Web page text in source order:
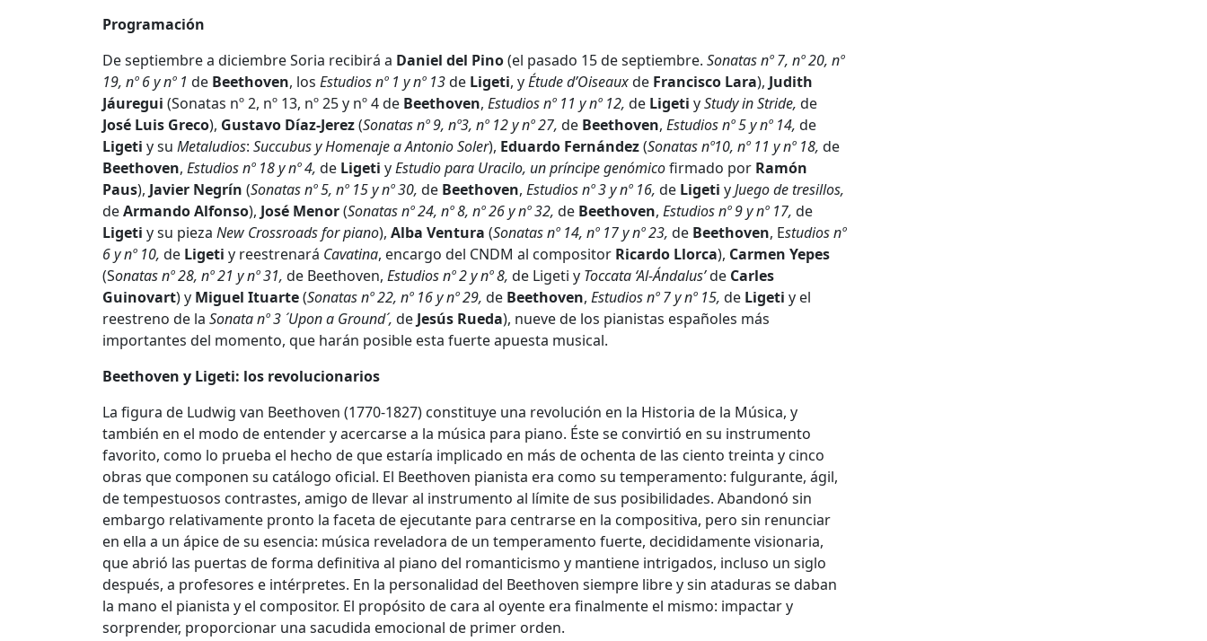
Programación
De septiembre a diciembre Soria recibirá a Daniel del Pino(el pasado 15 de septiembre. Sonatas nº 7, nº 20, nº
19, nº 6 y nº 1 de Beethoven, los Estudios nº 1 y nº 13de Ligeti, yÉtude d’Oiseauxde Francisco Lara), Judith
Jáuregui (Sonatas nº 2, nº 13, nº 25 y nº 4 de Beethoven, Estudios nº 11 y nº 12, de Ligeti yStudy in Stride, de
José Luis Greco), Gustavo Díaz-Jerez(Sonatas nº 9, nº3, nº 12 y nº 27, de Beethoven, Estudios nº 5 y nº 14, de
Ligeti y su Metaludios: Succubus y Homenaje a Antonio Soler), Eduardo Fernández(Sonatas nº10, nº 11 y nº 18, de
Beethoven, Estudios nº 18 y nº 4, de Ligeti yEstudio para Uracilo, un príncipe genómicofirmado por Ramón
Paus), Javier Negrín (Sonatas nº 5, nº 15 y nº 30, de Beethoven, Estudios nº 3 y nº 16, de Ligeti yJuego de tresillos,
deArmandoAlfonso), José Menor(Sonatas nº 24, nº 8, nº 26 y nº 32, de Beethoven, Estudios nº 9 y nº 17, de
Ligeti y su pieza New Crossroads for piano), Alba Ventura (Sonatas nº 14, nº 17 y nº 23, de Beethoven, Estudios nº
6 y nº 10, de Ligeti y reestrenará Cavatina, encargo del CNDM al compositor Ricardo Llorca), Carmen Yepes
(Sonatas nº 28, nº 21 y nº 31, de Beethoven, Estudios nº 2 y nº 8, de Ligeti y Toccata ‘Al-Ándalus’de Carles
Guinovart) y Miguel Ituarte(Sonatas nº 22, nº 16 y nº 29, de Beethoven, Estudios nº 7 y nº 15, de Ligeti y el
reestreno de la Sonata nº 3 ´Upon a Ground´, deJesús Rueda), nueve de los pianistas españoles más
importantes del momento, que harán posible esta fuerte apuesta musical.
Beethoven y Ligeti: los revolucionarios
La figura de Ludwig van Beethoven (1770-1827) constituye una revolución en la Historia de la Música, y
también en el modo de entender y acercarse a la música para piano. Éste se convirtió en su instrumento
favorito, como lo prueba el hecho de que estaría implicado en más de ochenta de las ciento treinta y cinco
obras que componen su catálogo oficial. El Beethoven pianista era como su temperamento: fulgurante, ágil,
de tempestuosos contrastes, amigo de llevar al instrumento al límite de sus posibilidades. Abandonó sin
embargo relativamente pronto la faceta de ejecutante para centrarse en la compositiva, pero sin renunciar
en ella a un ápice de su esencia: música reveladora de un temperamento fuerte, decididamente visionaria,
que abrió las puertas de forma definitiva al piano del romanticismo y mantiene intrigados, incluso un siglo
después, a profesores e intérpretes. En la personalidad del Beethoven siempre libre y sin ataduras se daban
la mano el pianista y el compositor. El propósito de cara al oyente era finalmente el mismo: impactar y
sorprender, proporcionar una sacudida emocional de primer orden.